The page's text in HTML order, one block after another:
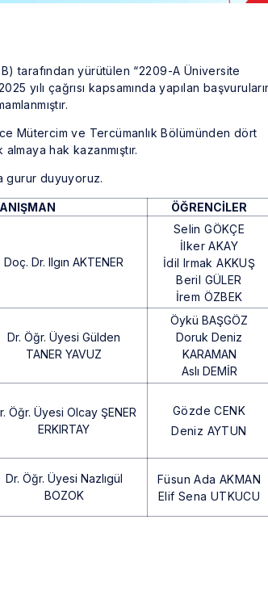
tarafından yürütülen “2209-A Üniversite
yılı çağrısı kapsamında yapılan
Mütercim ve Tercümanlık Bölümünden dört
hak kazanmıştır.
gurur duyuyoruz.
ÖĞRENCİLER
Doç. Dr. Ilgın AKTENER
Selin GÖKÇE
İlker AKAY
İdil Irmak AKKUŞ
Beril GÜLER
İrem ÖZBEK
Dr. Öğr. Üyesi Gülden
TANER YAVUZ
Öykü BAŞGÖZ
Doruk Deniz
KARAMAN
Aslı DEMİR
Öğr. Üyesi Olcay ŞENER
ERKIRTAY
Gözde CENK
Deniz AYTUN
Dr. Öğr. Üyesi Nazlıgül
BOZOK
Füsun Ada AKMAN
Elif Sena UTKUCU